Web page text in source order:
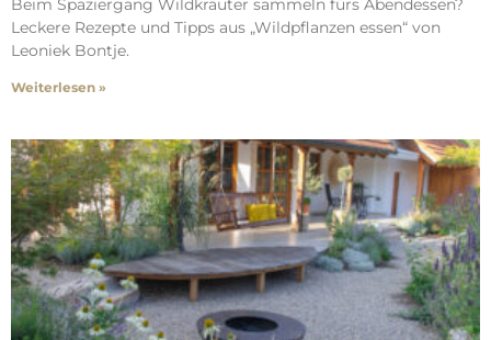
Beim Spaziergang Wildkräuter sammeln fürs Abendessen?
Leckere Rezepte und Tipps aus „Wildpflanzen essen“ von
Leoniek Bontje.
Weiterlesen »